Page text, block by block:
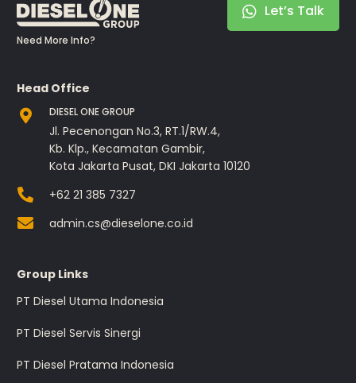
Need More Info?
Let’s Talk
Head Office
DIESEL ONE GROUP
Jl. Pecenongan No.3, RT.1/RW.4,
Kb. Klp., Kecamatan Gambir,
Kota Jakarta Pusat, DKI Jakarta 10120
+62 21 385 7327
admin.cs@dieselone.co.id
Group Links
PT Diesel Utama Indonesia
PT Diesel Servis Sinergi
PT Diesel Pratama Indonesia